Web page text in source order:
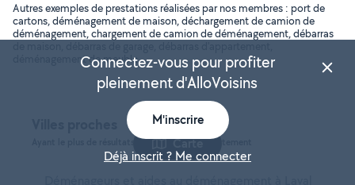
Autres exemples de prestations réalisées par nos membres : port de
cartons, déménagement de maison, déchargement de camion de
déménagement, chargement de camion de déménagement, débarras
déménagement de meuble, ..
Ayant le plus de résultats, dans le même département
Carte
Connectez-vous pour profiter
pleinement d'AlloVoisins
M'inscrire
Déjà inscrit ? Me connecter